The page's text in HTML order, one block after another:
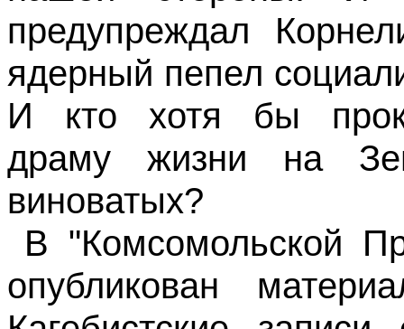
предупреждал
ядерный пепел
И кто хотя бы
драму жизни на
виноватых?
В "Комсомольской
опубликован